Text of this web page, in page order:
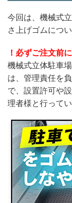
今回は、機械式
さ上げゴムにつ
！必ずご注文前
機械式立体駐車
は、管理責任を
で、設置許可や
理者様と行って